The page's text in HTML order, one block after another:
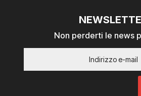
Non perderti le news